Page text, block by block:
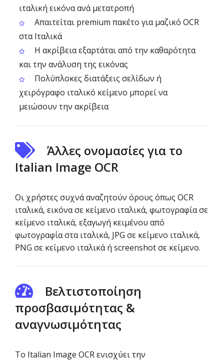
ιταλική εικόνα ανά μετατροπή
Απαιτείται premium πακέτο για μαζικό OCR
στα Ιταλικά
Η ακρίβεια εξαρτάται από την καθαρότητα
και την ανάλυση της εικόνας
Πολύπλοκες διατάξεις σελίδων ή
χειρόγραφο ιταλικό κείμενο μπορεί να
μειώσουν την ακρίβεια
Άλλες ονομασίες για το
Italian Image OCR
Οι χρήστες συχνά αναζητούν όρους όπως OCR
ιταλικά, εικόνα σε κείμενο ιταλικά, φωτογραφία σε
κείμενο ιταλικά, εξαγωγή κειμένου από
φωτογραφία στα ιταλικά, JPG σε κείμενο ιταλικά,
PNG σε κείμενο ιταλικά ή screenshot σε κείμενο.
Βελτιστοποίηση
προσβασιμότητας &
αναγνωσιμότητας
Το Italian Image OCR ενισχύει την